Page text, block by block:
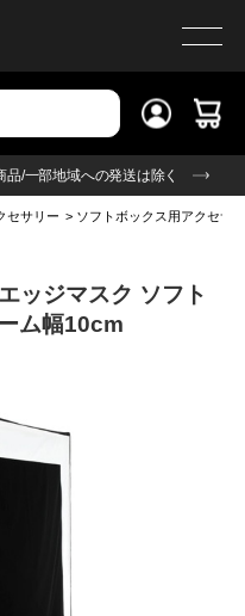
品/一部地域への発送は除く
セサリー > ソフトボックス用アクセサ
ッジマスク ソフト
ム幅10cm